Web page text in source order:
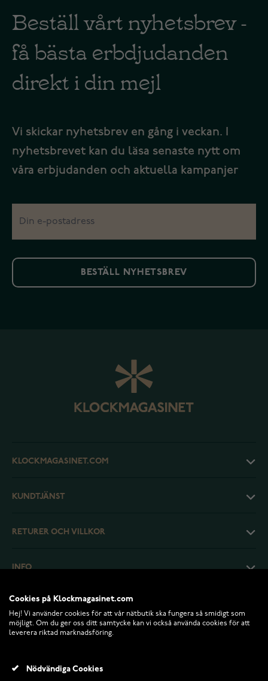
Beställ vårt nyhetsbrev -
få bästa erbdjudanden
direkt i din mejl
Vi skickar nyhetsbrev en gång i veckan. I
nyhetsbrevet kan du läsa senaste nytt om
våra erbjudanden och aktuella kampanjer
BESTÄLL NYHETSBREV
KLOCKMAGASINET.COM
KUNDTJÄNST
RETURER OCH VILLKOR
INFO
Cookies på Klockmagasinet.com
Hej! Vi använder cookies för att vår nätbutik ska fungera så smidigt som
möjligt. Om du ger oss ditt samtycke kan vi också använda cookies för att
leverera riktad marknadsföring.
Nödvändiga Cookies